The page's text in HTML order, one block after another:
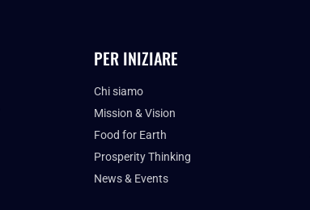
PER INIZIARE
Chi siamo
Mission & Vision
Food for Earth
Prosperity Thinking
News & Events